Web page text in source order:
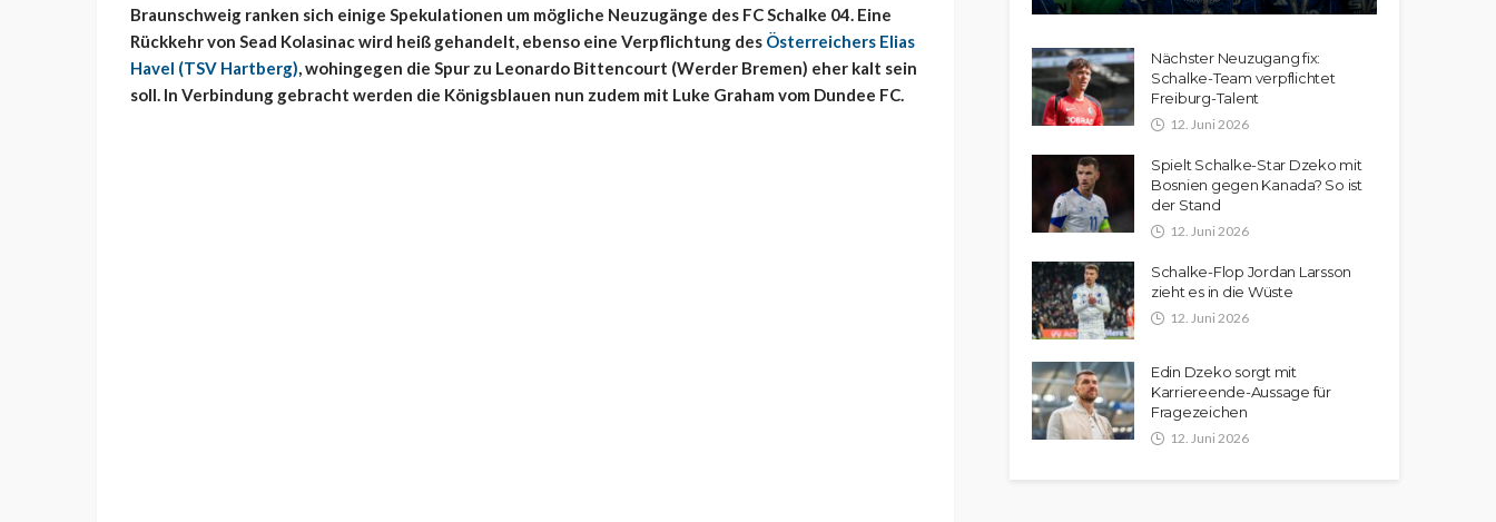
Braunschweig ranken sich einige Spekulationen um mögliche Neuzugänge des FC Schalke 04. Eine
Rückkehr von Sead Kolasinac wird heiß gehandelt, ebenso eine Verpflichtung des Österreichers Elias
Havel (TSV Hartberg), wohingegen die Spur zu Leonardo Bittencourt (Werder Bremen) eher kalt sein
soll. In Verbindung gebracht werden die Königsblauen nun zudem mit Luke Graham vom Dundee FC.
Nächster Neuzugang fix:
Schalke-Team verpflichtet
Freiburg-Talent
12. Juni 2026
Spielt Schalke-Star Dzeko mit
Bosnien gegen Kanada? So ist
der Stand
12. Juni 2026
Schalke-Flop Jordan Larsson
zieht es in die Wüste
12. Juni 2026
Edin Dzeko sorgt mit
Karriereende-Aussage für
Fragezeichen
12. Juni 2026